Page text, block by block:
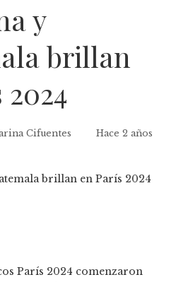
y
brillan
Cifuentes Hace 2 años
París 2024 comenzaron